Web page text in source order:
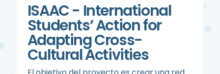
ISAAC - International
Students’ Action for
Adapting Cross-
Cultural Activities